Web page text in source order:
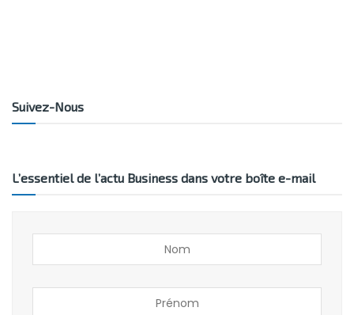
Suivez-Nous
L’essentiel de l’actu Business dans votre boîte e-mail